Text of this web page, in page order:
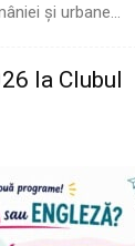
și urbane...
la Clubul